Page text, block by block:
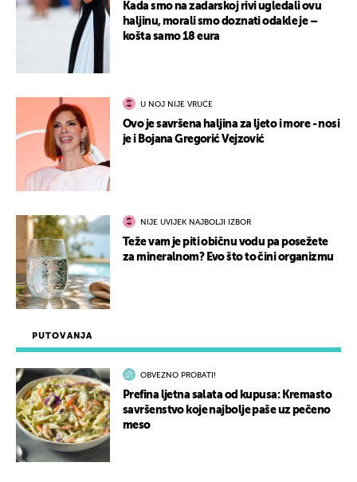
PUTOVANJA
OBVEZNO PROBATI!
Prefina ljetna salata od kupusa: Kremasto
savršenstvo koje najbolje paše uz pečeno
meso
Kada smo na zadarskoj rivi ugledali ovu
haljinu, morali smo doznati odakle je –
košta samo 18 eura
U NOJ NIJE VRUĆE
Ovo je savršena haljina za ljeto i more - nosi
je i Bojana Gregorić Vejzović
NIJE UVIJEK NAJBOLJI IZBOR
Teže vam je piti običnu vodu pa posežete
za mineralnom? Evo što to čini organizmu